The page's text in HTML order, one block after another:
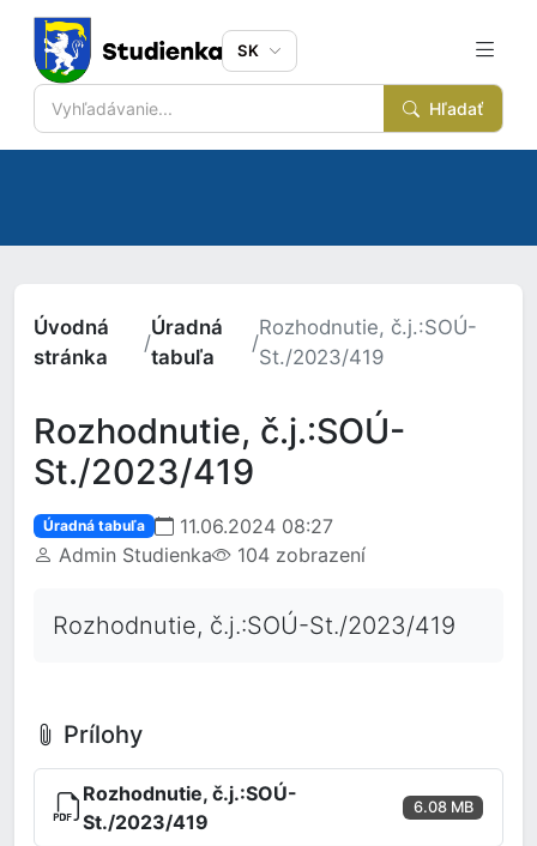
Hľadať
SK
Úvodná
stránka
/
Úradná
tabuľa
/
Rozhodnutie, č.j.:SOÚ-
St./2023/419
Rozhodnutie, č.j.:SOÚ-
St./2023/419
Úradná tabuľa
11.06.2024 08:27
Admin Studienka
104 zobrazení
Rozhodnutie, č.j.:SOÚ-St./2023/419
Prílohy
Rozhodnutie, č.j.:SOÚ-
St./2023/419
6.08 MB